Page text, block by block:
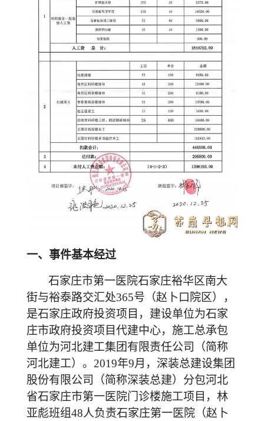
一、事件基本经过
石家庄市第一医院石家庄裕华区南大
街与裕泰路交汇处365号（赵卜口院区），
是石家庄政府投资项目，建设单位为石家
庄市政府投资项目代建中心，施工总承包
单位为河北建工集团有限责任公司（简称
河北建工）。2019年9月，深装总建设集团
股份有限公司（简称深装总建）分包河北
省石家庄市第一医院门诊楼施工项目，林
亚彪班组48人负责石家庄第一医院（赵卜